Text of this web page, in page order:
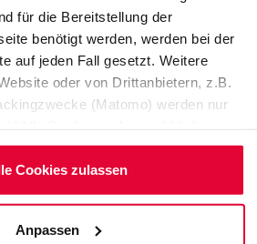
für die Bereitstellung der
benötigt werden, werden bei der
auf jeden Fall gesetzt. Weitere
oder von Drittanbietern, z.B.
(Matomo) werden nur
klicken Sie bitte auf "Nur
Mehr dazu
die Einwilligungserklärung
(Link im Fuß der Website) bzw.
Cookies zulassen
Anpassen